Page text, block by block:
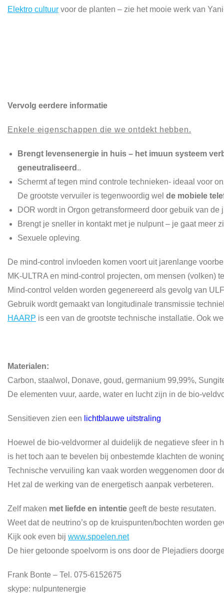
Elektro cultuur voor de planten – zie het mooie werk van
Vervolg eerdere informatie
Enkele eigenschappen die we ontdekt hebben.
Brengt levensenergie in huis – het imuun systeem
geneutraliseerd ..
Schermt af tegen mind controle technieken- ideaal voor
De grootste vervuiler is tegenwoordig wel de mobiele
DOR wordt in Orgon getransformeerd door gebuik van de
Brengt je sneller in kontakt met je nulpunt – je gaat meer
Sexuele opleving.
De mind-control invloeden komen voort uit jarenlange
MK-ULTRA en mind-control projecten, om mensen (volken)
Mind-control velden worden gegenereerd als gevolg van
Gebruik wordt gemaakt van longitudinale transmissie
HAARP is een van de grootste technische installatie. Ook
Materialen:
Carbon, staalwol, Donave, goud, germanium 99,99%,
De elementen vuur, aarde, water en lucht zijn in de bio-
Sensitieven zien een lichtblauwe uitstraling
Hoewel de bio-veldvormer al duidelijk de negatieve sfeer in
is het toch aan te bevelen bij onbestemde klachten de
Technische vervuiling kan vaak worden weggenomen door
Het zal de werking van de energetisch aanpak verbeteren.
Zelf maken met liefde en intentie geeft de beste resutaten.
Weet dat de neutrino’s op de kruispunten/bochten worden
Kijk ook even bij www.spoelen.net
De hier getoonde spoelvorm is ons door de Plejadiers
Frank Bonte – Tel. 075-6152675
skype: nulpuntenergie